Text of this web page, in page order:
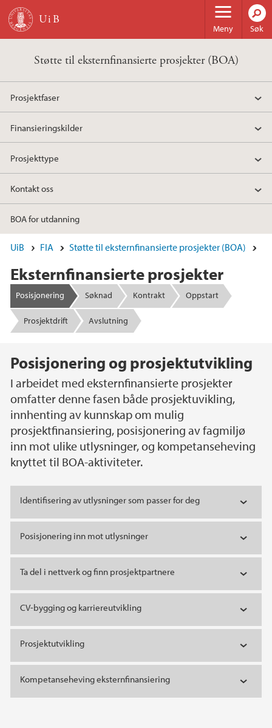
Hopp til hovedinnhold
Meny Søk
Støtte til eksternfinansierte prosjekter (BOA)
Prosjektfaser
Finansieringskilder
Prosjekttype
Kontakt oss
BOA for utdanning
UiB FIA Støtte til eksternfinansierte prosjekter (BOA)
Eksternfinansierte prosjekter
Posisjonering Søknad Kontrakt Oppstart
Prosjektdrift Avslutning
Hovedinnhold
Posisjonering og prosjektutvikling
I arbeidet med eksternfinansierte prosjekter
omfatter denne fasen både prosjektuvikling,
innhenting av kunnskap om mulig
prosjektfinansiering, posisjonering av fagmiljø
inn mot ulike utlysninger, og kompetanseheving
knyttet til BOA-aktiviteter.
Identifisering av utlysninger som passer for deg
Posisjonering inn mot utlysninger
Ta del i nettverk og finn prosjektpartnere
CV-bygging og karriereutvikling
Prosjektutvikling
Kompetanseheving eksternfinansiering